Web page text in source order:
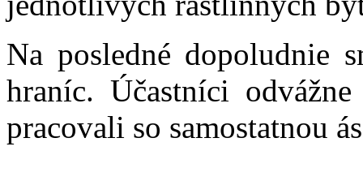
Na posledné dopoludnie
hraníc. Účastníci
pracovali so samostatnou